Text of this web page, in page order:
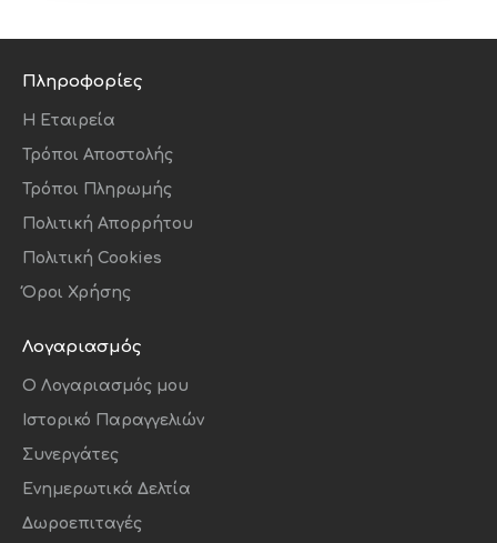
Πληροφορίες
Η Εταιρεία
Τρόποι Αποστολής
Τρόποι Πληρωμής
Πολιτική Απορρήτου
Πολιτική Cookies
Όροι Χρήσης
Λογαριασμός
O Λογαριασμός μου
Ιστορικό Παραγγελιών
Συνεργάτες
Ενημερωτικά Δελτία
Δωροεπιταγές